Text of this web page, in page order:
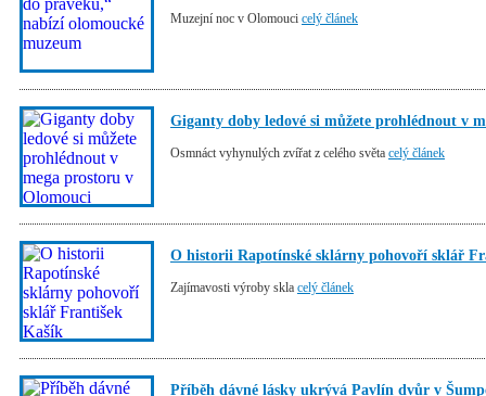
Muzejní noc v Olomouci celý článek
Giganty doby ledové si můžete prohlédnout v
Osmnáct vyhynulých zvířat z celého světa celý článek
O historii Rapotínské sklárny pohovoří sklář
Zajímavosti výroby skla celý článek
Příběh dávné lásky ukrývá Pavlín dvůr v